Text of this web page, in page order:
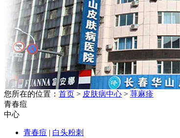
您所在的位置： 首页 > 皮肤病中心 > 荨麻疹
青春痘
中心
青春痘 | 白头粉刺